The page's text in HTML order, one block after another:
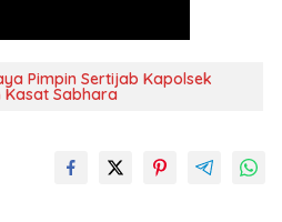
Pimpin Sertijab Kapolsek
Kasat Sabhara